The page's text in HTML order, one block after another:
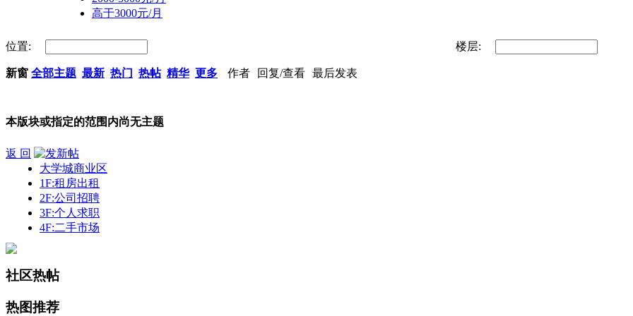
高于3000元/月
位置: 楼层:
新窗 全部主题 最新 热门 热帖 精华 更多 作者 回复/查看 最后发表
本版块或指定的范围内尚无主题
返 回
大学城商业区
1F:租房出租
2F:公司招聘
3F:个人求职
4F:二手市场
社区热帖
热图推荐